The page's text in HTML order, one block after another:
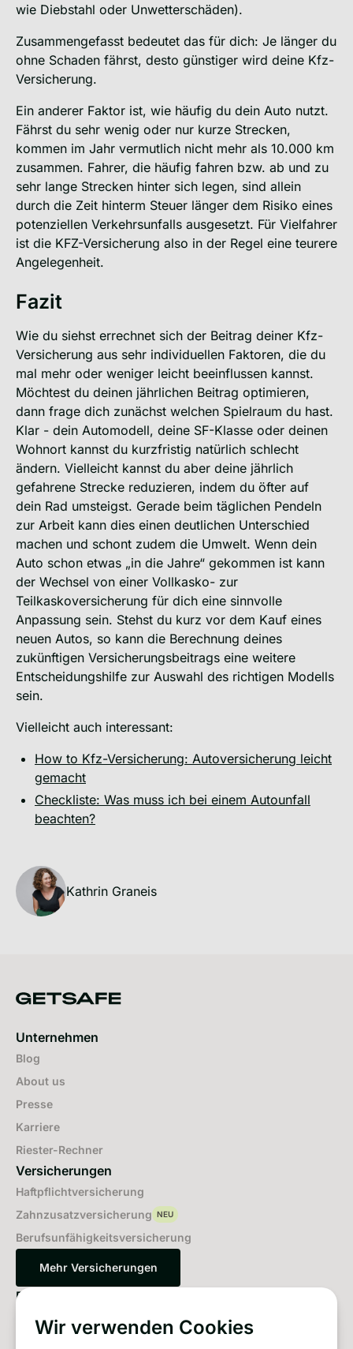
wie Diebstahl oder Unwetterschäden).
Zusammengefasst bedeutet das für dich: Je länger du
ohne Schaden fährst, desto günstiger wird deine Kfz-
Versicherung.
Ein anderer Faktor ist, wie häufig du dein Auto nutzt.
Fährst du sehr wenig oder nur kurze Strecken,
kommen im Jahr vermutlich nicht mehr als 10.000 km
zusammen. Fahrer, die häufig fahren bzw. ab und zu
sehr lange Strecken hinter sich legen, sind allein
durch die Zeit hinterm Steuer länger dem Risiko eines
potenziellen Verkehrsunfalls ausgesetzt. Für Vielfahrer
ist die KFZ-Versicherung also in der Regel eine teurere
Angelegenheit.
Fazit
Wie du siehst errechnet sich der Beitrag deiner Kfz-
Versicherung aus sehr individuellen Faktoren, die du
mal mehr oder weniger leicht beeinflussen kannst.
Möchtest du deinen jährlichen Beitrag optimieren,
dann frage dich zunächst welchen Spielraum du hast.
Klar - dein Automodell, deine SF-Klasse oder deinen
Wohnort kannst du kurzfristig natürlich schlecht
ändern. Vielleicht kannst du aber deine jährlich
gefahrene Strecke reduzieren, indem du öfter auf
dein Rad umsteigst. Gerade beim täglichen Pendeln
zur Arbeit kann dies einen deutlichen Unterschied
machen und schont zudem die Umwelt. Wenn dein
Auto schon etwas „in die Jahre“ gekommen ist kann
der Wechsel von einer Vollkasko- zur
Teilkaskoversicherung für dich eine sinnvolle
Anpassung sein. Stehst du kurz vor dem Kauf eines
neuen Autos, so kann die Berechnung deines
zukünftigen Versicherungsbeitrags eine weitere
Entscheidungshilfe zur Auswahl des richtigen Modells
sein.
Vielleicht auch interessant:
How to Kfz-Versicherung: Autoversicherung leicht
gemacht
Checkliste: Was muss ich bei einem Autounfall
beachten?
Kathrin Graneis
Unternehmen
Blog
About us
Presse
Karriere
Riester-Rechner
Versicherungen
Haftpflichtversicherung
Zahnzusatzversicherung NEU
Berufsunfähigkeitsversicherung
Mehr Versicherungen
Mehr Versicherungen
Für dich
Wenn du deine erste Eigentumswohnung kaufst
Wir verwenden Cookies